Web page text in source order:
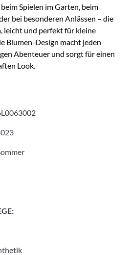
Spielen im Garten, beim
bei besonderen Anlässen – die
leicht und perfekt für kleine
Blumen-Design macht jeden
Abenteuer und sorgt für einen
Look.